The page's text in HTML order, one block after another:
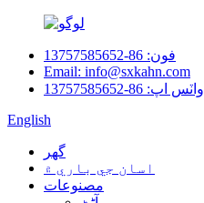
فون: 86-13757585652
Email: info@sxkahn.com
واٽس اپ: 86-13757585652
English
گهر
اسان جي باري ۾
مصنوعات